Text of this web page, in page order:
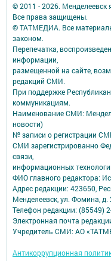
© 2011 - 2026. Менделеевск
Все права защищены.
© ТАТМЕДИА. Все
законом.
Перепечатка,
информации,
размещенной на сайте,
редакций СМИ.
При поддержке
коммуникациям.
Наименование СМИ:
новости)
№ записи о регистрации
СМИ зарегистрированно
связи,
информационных
ФИО главного редактора:
Адрес редакции: 423650,
Менделеевск, ул. Фомина, д.
Телефон редакции: (85549)
Электронная почта
Учредитель СМИ: АО
Антикоррупционная